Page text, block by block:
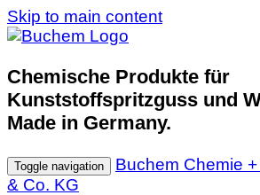
Skip to main content
Chemische Produkte für
Kunststoffspritzguss und
Made in Germany.
Toggle navigation
Buchem Chemie
& Co. KG